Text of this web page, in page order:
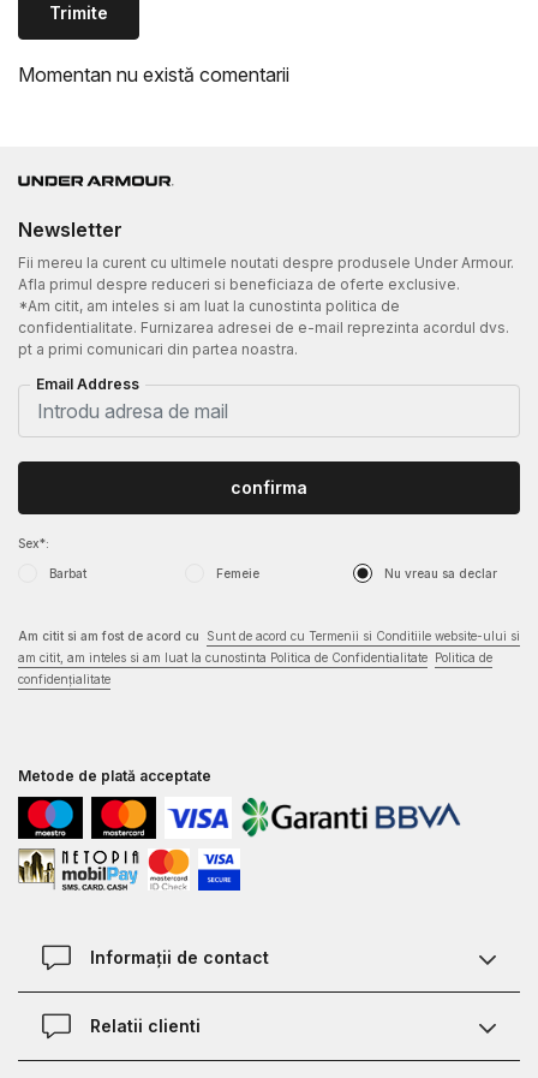
Trimite
Momentan nu există comentarii
Newsletter
Fii mereu la curent cu ultimele noutati despre produsele Under Armour.
Afla primul despre reduceri si beneficiaza de oferte exclusive.
*Am citit, am inteles si am luat la cunostinta politica de
confidentialitate. Furnizarea adresei de e-mail reprezinta acordul dvs.
pt a primi comunicari din partea noastra.
Email Address
Sex*:
Barbat Femeie Nu vreau sa declar
confirma
Am citit si am fost de acord cu
Sunt de acord cu Termenii si Conditiile website-ului si
am citit, am inteles si am luat la cunostinta Politica de Confidentialitate Politica de
confidențialitate
Metode de plată acceptate
Informații de contact
Contact
Relatii clienti